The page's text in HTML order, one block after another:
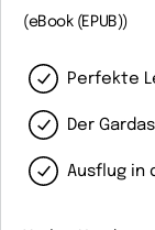
(eBook (EPUB))
Perfekte
Der
Ausflug in